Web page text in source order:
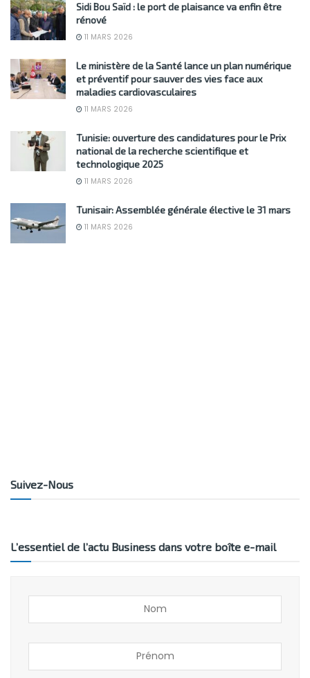
Sidi Bou Saïd : le port de plaisance va enfin être
rénové
11 MARS 2026
Le ministère de la Santé lance un plan numérique
et préventif pour sauver des vies face aux
maladies cardiovasculaires
11 MARS 2026
Tunisie: ouverture des candidatures pour le Prix
national de la recherche scientifique et
technologique 2025
11 MARS 2026
Tunisair: Assemblée générale élective le 31 mars
11 MARS 2026
Suivez-Nous
L’essentiel de l’actu Business dans votre boîte e-mail